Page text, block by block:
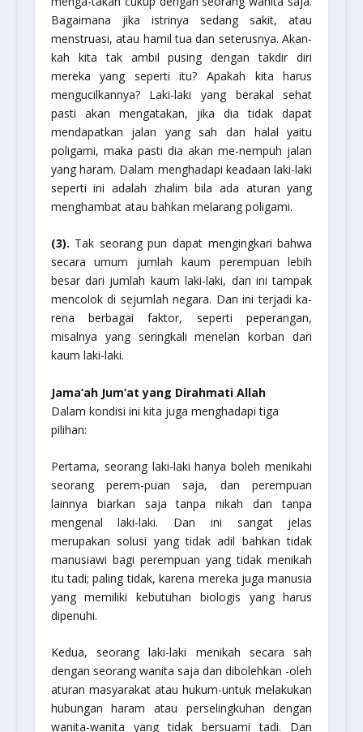
Bagaimana jika istrinya sedang sakit, atau
menstruasi, atau hamil tua dan seterusnya. Akan-
kah kita tak ambil pusing dengan takdir diri
mereka yang seperti itu? Apakah kita harus
mengucilkannya? Laki-laki yang berakal sehat
pasti akan mengatakan, jika dia tidak dapat
mendapatkan jalan yang sah dan halal yaitu
poligami, maka pasti dia akan me-nempuh jalan
yang haram. Dalam menghadapi keadaan laki-laki
seperti ini adalah zhalim bila ada aturan yang
menghambat atau bahkan melarang poligami.
(3). Tak seorang pun dapat mengingkari bahwa
secara umum jumlah kaum perempuan lebih
besar dari jumlah kaum laki-laki, dan ini tampak
mencolok di sejumlah negara. Dan ini terjadi ka-
rena berbagai faktor, seperti peperangan,
misalnya yang seringkali menelan korban dari
kaum laki-laki.
Jama’ah Jum’at yang Dirahmati Allah
Dalam kondisi ini kita juga menghadapi tiga
pilihan:
Pertama, seorang laki-laki hanya boleh menikahi
seorang perem-puan saja, dan perempuan
lainnya biarkan saja tanpa nikah dan tanpa
mengenal laki-laki. Dan ini sangat jelas
merupakan solusi yang tidak adil bahkan tidak
manusiawi bagi perempuan yang tidak menikah
itu tadi; paling tidak, karena mereka juga manusia
yang memiliki kebutuhan biologis yang harus
dipenuhi.
Kedua, seorang laki-laki menikah secara sah
dengan seorang wanita saja dan dibolehkan -oleh
aturan masyarakat atau hukum-untuk melakukan
hubungan haram atau perselingkuhan dengan
wanita-wanita yang tidak bersuami tadi. Dan